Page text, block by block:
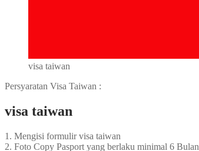
visa taiwan
Persyaratan Visa Taiwan :
visa taiwan
1. Mengisi formulir visa taiwan
2. Foto Copy Pasport yang berlaku minimal 6 Bulan